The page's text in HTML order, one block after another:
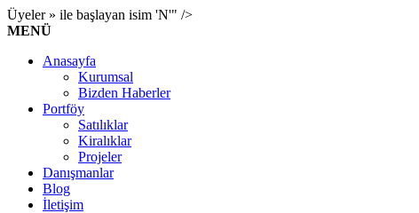
Üyeler » ile başlayan isim 'N'" />
MENÜ
Anasayfa
Kurumsal
Bizden Haberler
Portföy
Satılıklar
Kiralıklar
Projeler
Danışmanlar
Blog
İletişim